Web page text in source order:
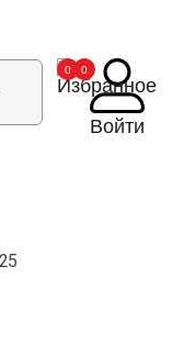
0 0
Войти